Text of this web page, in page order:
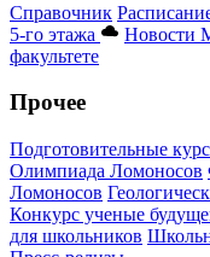
Справочник
5-го этажа
Новости
факультете
Прочее
Подготовительные
Олимпиада Ломоносов
Ломоносов
Конкурс ученые
для школьников